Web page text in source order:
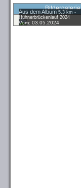
Bildergalerie
Aus dem Album5,3 km -
Hühnerbrückenlauf 2024
Vom: 03.05.2024